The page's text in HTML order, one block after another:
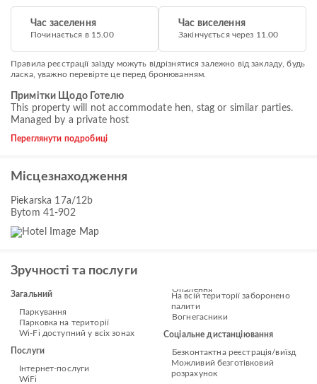
Час заселення
Починається в 15.00
Час виселення
Закінчується через 11.00
Правила реєстрації заїзду можуть відрізнятися залежно від закладу, будь
ласка, уважно перевірте це перед бронюванням.
Примітки Щодо Готелю
This property will not accommodate hen, stag or similar parties.
Managed by a private host
Переглянути подробиці
Місцезнаходження
Piekarska 17a/12b
Bytom 41-902
Зручності та послуги
Загальний
Паркування
Парковка на території
Wi-Fi доступний у всіх зонах
Послуги
Інтернет-послуги
WiFi
Опалення
На всій території заборонено
палити
Вогнегасники
Соціальне дистанціювання
Безконтактна реєстрація/виїзд
Можливий безготівковий
розрахунок